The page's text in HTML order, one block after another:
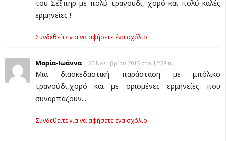
του Σέξπηρ με πολύ τραγουδι, χορό και πολύ καλές
ερμηνείες !
Συνδεθείτε για να αφήσετε ένα σχόλιο
Μαρία-Ιωάννα 20 Νοεμβρίου 2015 στο 12:28 πμ
Μια διασκεδαστική παράσταση με μπόλικο
τραγούδι,χορό και με ορισμένες ερμηνείες που
συναρπάζουν...
Συνδεθείτε για να αφήσετε ένα σχόλιο